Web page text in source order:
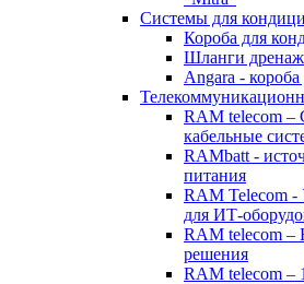
Системы для
Короба для
Шланги
Angara -
RAM telecom –
кабельные
RAMbatt -
питания
RAM Telecom
для ИТ-
RAM telecom –
решения
RAM telecom –